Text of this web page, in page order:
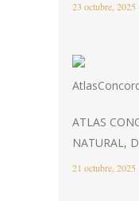
23 octubre, 2025
ATLAS
NATURAL,
21 octubre, 2025